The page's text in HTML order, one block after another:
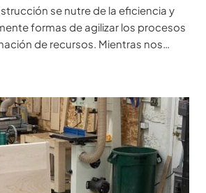
se nutre de la eficiencia y
formas de agilizar los procesos
de recursos. Mientras nos
imponentes y puentes
por alto, desempeña un papel
de estos proyectos.
adquisición de madera
un largo baile de llamadas
a proveedores y...